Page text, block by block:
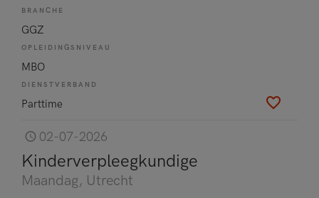
BRANCHE
GGZ
OPLEIDINGSNIVEAU
MBO
DIENSTVERBAND
Parttime
02-07-2026
Kinderverpleegkundige
Maandag, Utrecht